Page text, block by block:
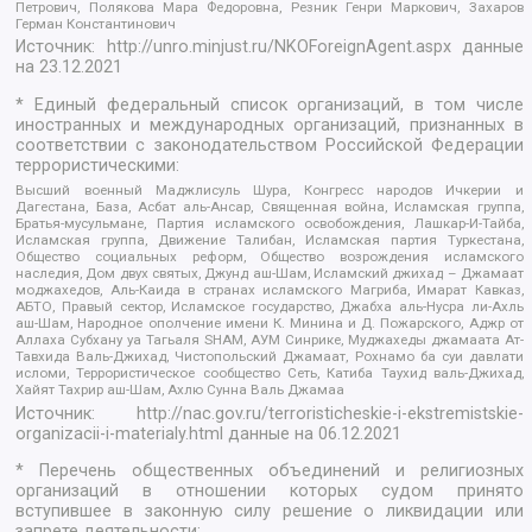
Петрович, Полякова Мара Федоровна, Резник Генри Маркович, Захаров
Герман Константинович
Источник: http://unro.minjust.ru/NKOForeignAgent.aspxданные
на23.12.2021
* Единый федеральный список организаций, в том числе
иностранных и международных организаций, признанных в
соответствии с законодательством Российской Федерации
террористическими:
Высший военный Маджлисуль Шура, Конгресс народов Ичкерии и
Дагестана, База, Асбат аль-Ансар, Священная война, Исламская группа,
Братья-мусульмане, Партия исламского освобождения, Лашкар-И-Тайба,
Исламская группа, Движение Талибан, Исламская партия Туркестана,
Общество социальных реформ, Общество возрождения исламского
наследия, Дом двух святых, Джунд аш-Шам, Исламский джихад – Джамаат
моджахедов, Аль-Каида в странах исламского Магриба, Имарат Кавказ,
АБТО, Правый сектор, Исламское государство, Джабха аль-Нусра ли-Ахль
аш-Шам, Народное ополчение имени К. Минина и Д. Пожарского, Аджр от
Аллаха Субхану уа Тагьаля SHAM, АУМ Синрике, Муджахеды джамаата Ат-
Тавхида Валь-Джихад, Чистопольский Джамаат, Рохнамо ба суи давлати
исломи, Террористическое сообщество Сеть, Катиба Таухид валь-Джихад,
Хайят Тахрир аш-Шам, Ахлю Сунна Валь Джамаа
Источник:
http://nac.gov.ru/terroristicheskie-i-ekstremistskie-
organizacii-i-materialy.html данные на06.12.2021
* Перечень общественных объединений и религиозных
организаций в отношении которых судом принято
вступившее в законную силу решение о ликвидации или